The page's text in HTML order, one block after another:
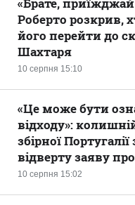
10 серпня 15:10
Роберто розкрив,
його перейти до
Шахтаря
10 серпня 15:02
«Це може бути
відходу»:
збірної
відверту заяву